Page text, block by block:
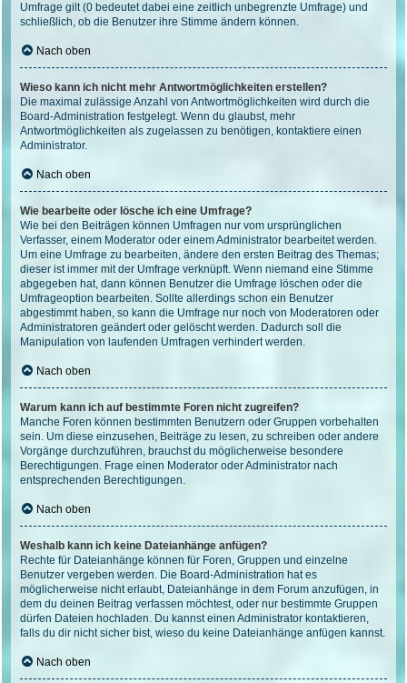
Umfrage gilt (0 bedeutet dabei eine zeitlich unbegrenzte Umfrage) und
schließlich, ob die Benutzer ihre Stimme ändern können.
Nach oben
Wieso kann ich nicht mehr Antwortmöglichkeiten erstellen?
Die maximal zulässige Anzahl von Antwortmöglichkeiten wird durch die
Board-Administration festgelegt. Wenn du glaubst, mehr
Antwortmöglichkeiten als zugelassen zu benötigen, kontaktiere einen
Administrator.
Nach oben
Wie bearbeite oder lösche ich eine Umfrage?
Wie bei den Beiträgen können Umfragen nur vom ursprünglichen
Verfasser, einem Moderator oder einem Administrator bearbeitet werden.
Um eine Umfrage zu bearbeiten, ändere den ersten Beitrag des Themas;
dieser ist immer mit der Umfrage verknüpft. Wenn niemand eine Stimme
abgegeben hat, dann können Benutzer die Umfrage löschen oder die
Umfrageoption bearbeiten. Sollte allerdings schon ein Benutzer
abgestimmt haben, so kann die Umfrage nur noch von Moderatoren oder
Administratoren geändert oder gelöscht werden. Dadurch soll die
Manipulation von laufenden Umfragen verhindert werden.
Nach oben
Warum kann ich auf bestimmte Foren nicht zugreifen?
Manche Foren können bestimmten Benutzern oder Gruppen vorbehalten
sein. Um diese einzusehen, Beiträge zu lesen, zu schreiben oder andere
Vorgänge durchzuführen, brauchst du möglicherweise besondere
Berechtigungen. Frage einen Moderator oder Administrator nach
entsprechenden Berechtigungen.
Nach oben
Weshalb kann ich keine Dateianhänge anfügen?
Rechte für Dateianhänge können für Foren, Gruppen und einzelne
Benutzer vergeben werden. Die Board-Administration hat es
möglicherweise nicht erlaubt, Dateianhänge in dem Forum anzufügen, in
dem du deinen Beitrag verfassen möchtest, oder nur bestimmte Gruppen
dürfen Dateien hochladen. Du kannst einen Administrator kontaktieren,
falls du dir nicht sicher bist, wieso du keine Dateianhänge anfügen kannst.
Nach oben